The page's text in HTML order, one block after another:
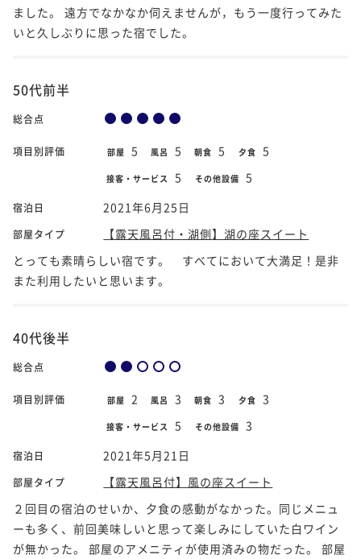
ました。 遠方でなかなか伺えませんが，もう一度行ってみた
いと久しぶりに思った宿でした。
50代前半
総合点
項目別評価 部屋 5 風呂 5 朝食 5 夕食 5
接客・サービス 5 その他設備 5
宿泊日 2021年6月25日
部屋タイプ
【露天風呂付・湖側】湖の座スイート
とっても素晴らしい宿です。 すべてにおいて大満足！是非
また利用したいと思います。
40代後半
総合点
項目別評価 部屋 2 風呂 3 朝食 3 夕食 3
接客・サービス 5 その他設備 3
宿泊日 2021年5月21日
部屋タイプ
【露天風呂付】風の座スイート
２回目の宿泊のせいか、夕食の感動がなかった。同じメニュ
ーも多く、前回美味しいと思って楽しみにしていた白ワイン
が無かった。 部屋のアメニティが使用済みの物だった。 部屋